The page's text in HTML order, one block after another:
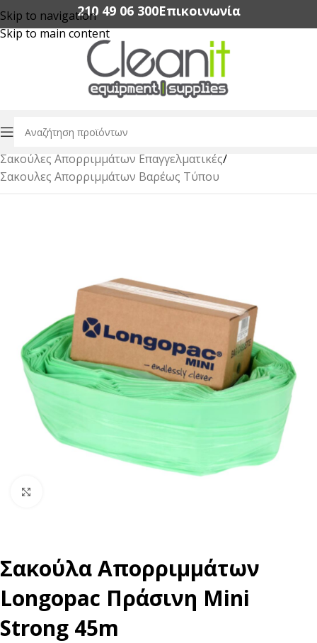
Skip to navigation
Skip to main content
210 49 06 300‬Επικοινωνία
Αρχική σελίδα/Διαχείρηση Απορριμμάτων & Αξεσουάρ
Σακούλες Απορριμμάτων Επαγγελματικές/
Σακουλες Απορριμμάτων Βαρέως Τύπου
Σακούλα Απορριμμάτων
Longopac Πράσινη Mini
Strong 45m